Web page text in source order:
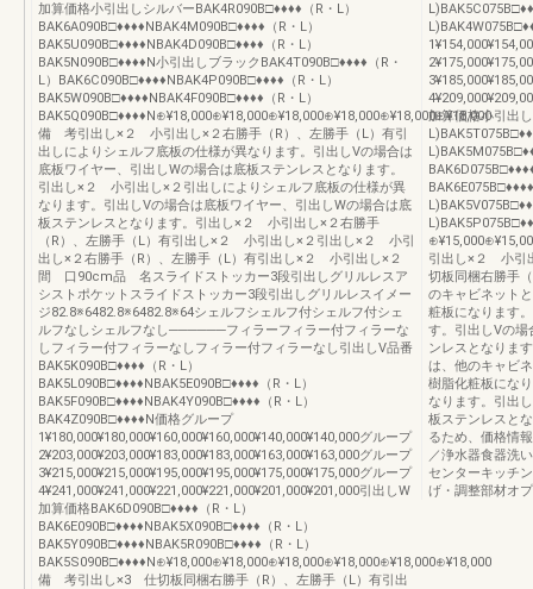
加算価格小引出しシルバーBAK4R090B□♦♦♦♦（R・L）
BAK6A090B□♦♦♦♦NBAK4M090B□♦♦♦♦（R・L）
BAK5U090B□♦♦♦♦NBAK4D090B□♦♦♦♦（R・L）
BAK5N090B□♦♦♦♦N小引出しブラックBAK4T090B□♦♦♦♦（R・
L）BAK6C090B□♦♦♦♦NBAK4P090B□♦♦♦♦（R・L）
BAK5W090B□♦♦♦♦NBAK4F090B□♦♦♦♦（R・L）
BAK5Q090B□♦♦♦♦N⊕¥18,000⊕¥18,000⊕¥18,000⊕¥18,000⊕¥18,000⊕¥18,000
備 考引出し×２ 小引出し×２右勝手（R）、左勝手（L）有引
出しによりシェルフ底板の仕様が異なります。引出しVの場合は
底板ワイヤー、引出しWの場合は底板ステンレスとなります。
引出し×２ 小引出し×２引出しによりシェルフ底板の仕様が異
なります。引出しVの場合は底板ワイヤー、引出しWの場合は底
板ステンレスとなります。引出し×２ 小引出し×２右勝手
（R）、左勝手（L）有引出し×２ 小引出し×２引出し×２ 小引
出し×２右勝手（R）、左勝手（L）有引出し×２ 小引出し×２
間 口90cm品 名スライドストッカー3段引出しグリルレスア
シストポケットスライドストッカー3段引出しグリルレスイメー
ジ82.8※6482.8※6482.8※64シェルフシェルフ付シェルフ付シェ
ルフなしシェルフなし──────フィラーフィラー付フィラーな
しフィラー付フィラーなしフィラー付フィラーなし引出しV品番
BAK5K090B□♦♦♦♦（R・L）
BAK5L090B□♦♦♦♦NBAK5E090B□♦♦♦♦（R・L）
BAK5F090B□♦♦♦♦NBAK4Y090B□♦♦♦♦（R・L）
BAK4Z090B□♦♦♦♦N価格グループ
1¥180,000¥180,000¥160,000¥160,000¥140,000¥140,000グループ
2¥203,000¥203,000¥183,000¥183,000¥163,000¥163,000グループ
3¥215,000¥215,000¥195,000¥195,000¥175,000¥175,000グループ
4¥241,000¥241,000¥221,000¥221,000¥201,000¥201,000引出しW
加算価格BAK6D090B□♦♦♦♦（R・L）
BAK6E090B□♦♦♦♦NBAK5X090B□♦♦♦♦（R・L）
BAK5Y090B□♦♦♦♦NBAK5R090B□♦♦♦♦（R・L）
BAK5S090B□♦♦♦♦N⊕¥18,000⊕¥18,000⊕¥18,000⊕¥18,000⊕¥18,000⊕¥18,000
備 考引出し×3 仕切板同梱右勝手（R）、左勝手（L）有引出
加算価格小引出
引出し×２ 小引
切板同梱右勝手
のキャビネット
粧板になります
す。引出しVの場
ンレスとなりま
は、他のキャビ
樹脂化粧板にな
なります。引出
板ステンレスと
るため、価格情
／浄水器食器洗
センターキッチ
げ・調整部材オ